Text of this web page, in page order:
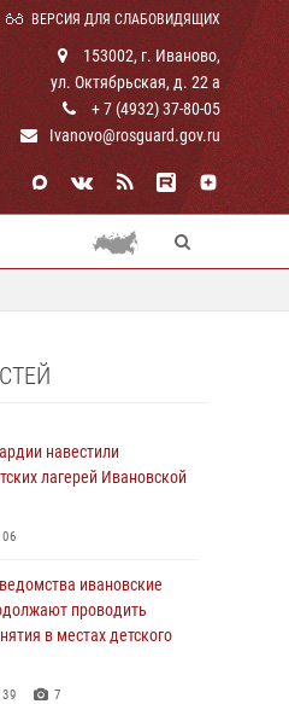
ВЕРСИЯ ДЛЯ СЛАБОВИДЯЩИХ
153002, г. Иваново,
ул. Октябрьская, д. 22 а
+ 7 (4932) 37-80-05
Ivanovo@rosguard.gov.ru
навестили
лагерей Ивановской
ивановские
проводить
в местах детского
7